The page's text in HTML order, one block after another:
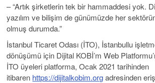
– “Artık şirketlerin tek bir hammaddesi yok.
yazılım ve bilişim de günümüzde her
olmuş durumda.”
İstanbul Ticaret Odası (İTO), İstanbullu
dönüşümü için Dijital KOBİ’m Web
İTO üyeleri platforma, Ocak 2021 tarihinden
itibaren https://dijitalkobim.orgadresinden